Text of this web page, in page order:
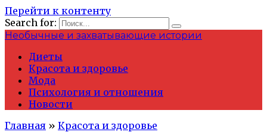
Перейти к контенту
Search for:
Необычные и захватывающие истории
Диеты
Красота и здоровье
Мода
Психология и отношения
Новости
Главная » Красота и здоровье